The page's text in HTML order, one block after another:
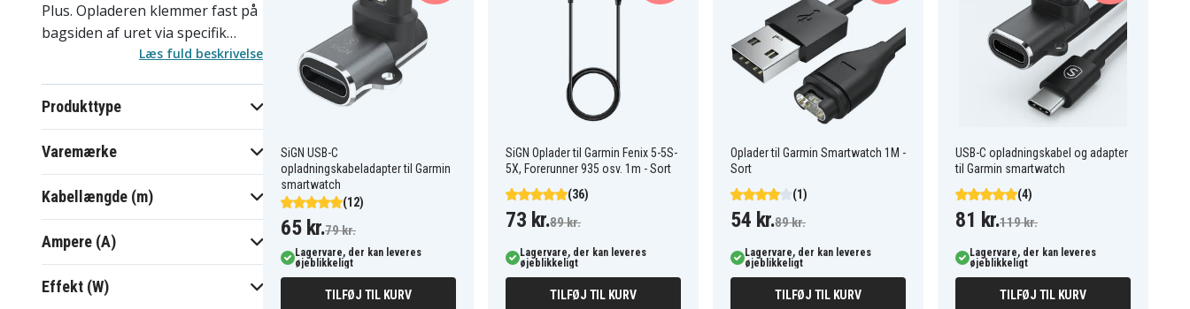
Plus. Opladeren klemmer fast på
bagsiden af uret via specifik
kontaktflade og tilføres strøm
begrænset, da opladeren har en
unik konstruktion specifik for
fenix 5-generationen og ikke er
senere modeller. fenix 5S Plus
har en driftstid på op til 7 dage i
smartwatch-tilstand eller 11
timer i GPS-tilstand med musik
aktiv, lidt kortere end standard
fenix 5 Plus på grund af det
Læs fuld beskrivelse
Produkttype
Varemærke
Kabellængde (m)
Ampere (A)
Effekt (W)
SiGN USB-C
opladningskabeladapter til Garmin
smartwatch
(12)
65 kr.79 kr.
Lagervare, der kan leveres
øjeblikkeligt
TILFØJ TIL KURV
SiGN Oplader til Garmin Fenix 5-5S-
5X, Forerunner 935 osv. 1m - Sort
(36)
73 kr.89 kr.
Lagervare, der kan leveres
øjeblikkeligt
TILFØJ TIL KURV
Oplader til Garmin Smartwatch 1M -
Sort
(1)
54 kr.89 kr.
Lagervare, der kan leveres
øjeblikkeligt
TILFØJ TIL KURV
USB-C opladningskabel og adapter
til Garmin smartwatch
(4)
81 kr.119 kr.
Lagervare, der kan leveres
øjeblikkeligt
TILFØJ TIL KURV